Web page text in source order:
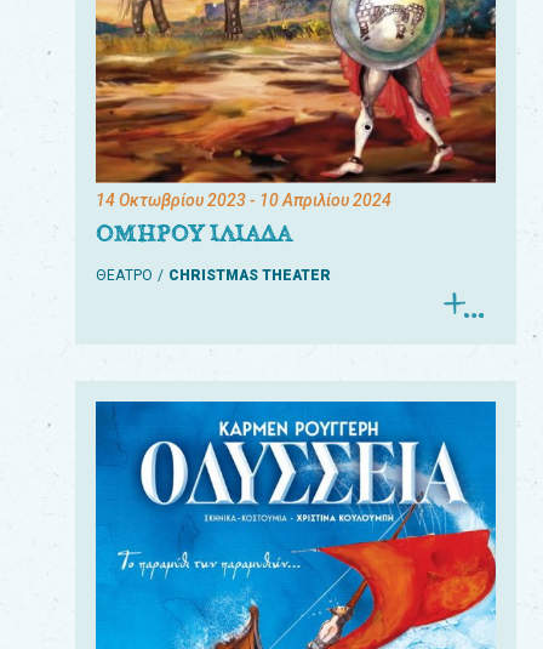
14 Οκτωβρίου 2023- 10 Απριλίου 2024
ΟΜΗΡΟΥ ΙΛΙΑΔΑ
ΘΕΑΤΡΟ CHRISTMAS THEATER